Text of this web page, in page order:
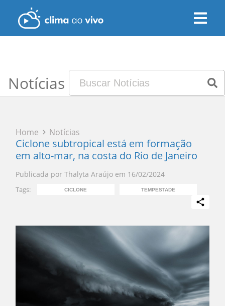
Notícias
Home Notícias
Ciclone subtropical está em formação
em alto-mar, na costa do Rio de Janeiro
Publicada por Thalyta Araújo em 16/02/2024
Tags: CICLONE TEMPESTADE